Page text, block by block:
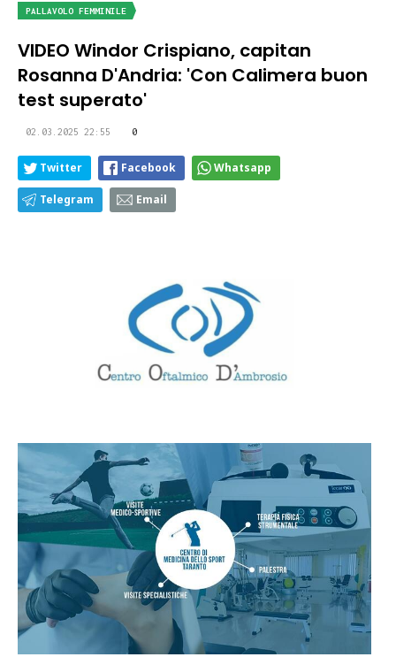
PALLAVOLO FEMMINILE
VIDEO Windor Crispiano, capitan
Rosanna D'Andria: 'Con Calimera buon
test superato'
02.03.2025 22:55 0
Twitter Facebook Whatsapp
Telegram Email